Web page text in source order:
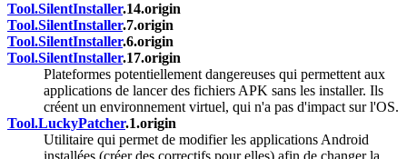
Tool.SilentInstaller.14.origin
Tool.SilentInstaller.7.origin
Tool.SilentInstaller.6.origin
Tool.SilentInstaller.17.origin
Plateformes potentiellement dangereuses qui permettent aux
applications de lancer des fichiers APK sans les installer. Ils
créent un environnement virtuel, qui n'a pas d'impact sur l'OS.
Tool.LuckyPatcher.1.origin
Utilitaire qui permet de modifier les applications Android